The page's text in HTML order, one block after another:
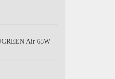
Air 65W